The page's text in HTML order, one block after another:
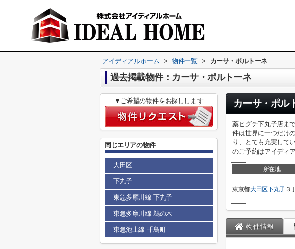
アイディアルホーム > 物件一覧 > カーサ・ポルトーネ
過去掲載物件：カーサ・ポルトーネ
カーサ・ポル
薬ヒグチ下丸子店ま
件は世界に一つだけ
り、とても充実して
のご予約はアイディ
所在地
東京都大田区下丸子３
物件情報
▼ご希望の物件をお探しします
同じエリアの物件
大田区
下丸子
東急多摩川線 下丸子
東急多摩川線 鵜の木
東急池上線 千鳥町